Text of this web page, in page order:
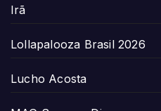
Irã
Lollapalooza Brasil 2026
Lucho Acosta